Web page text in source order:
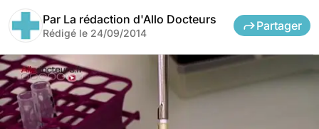
Par La rédaction d'Allo Docteurs
Rédigé le 24/09/2014
Partager